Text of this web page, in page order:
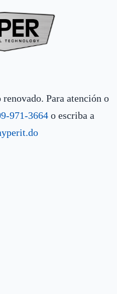
Para atención o
971-3664 o escriba a